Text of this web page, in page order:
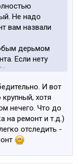
Не надо
вам назвали
дерьмом
Если нету
И вот
хотя
нечего. Что до
на ремонт и т.д.)
отследить -